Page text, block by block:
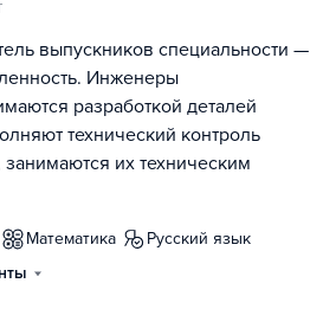
выпускников специальности —
Инженеры
разработкой деталей
технический контроль
их техническим
математика
русский язык